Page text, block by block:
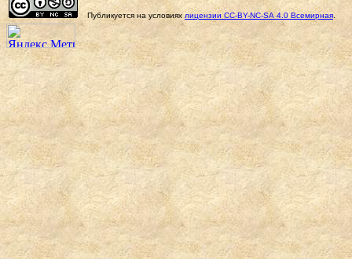
Публикуется на условиях лицензииCC-BY-NC-SA 4.0 Всемирная